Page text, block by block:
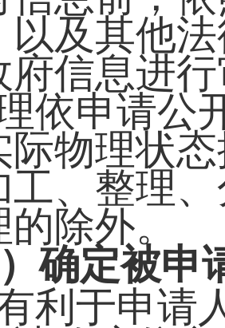
以及其他
府信息进
依申请公
际物理状
工、整理
除外。
）确定被申
利于申请